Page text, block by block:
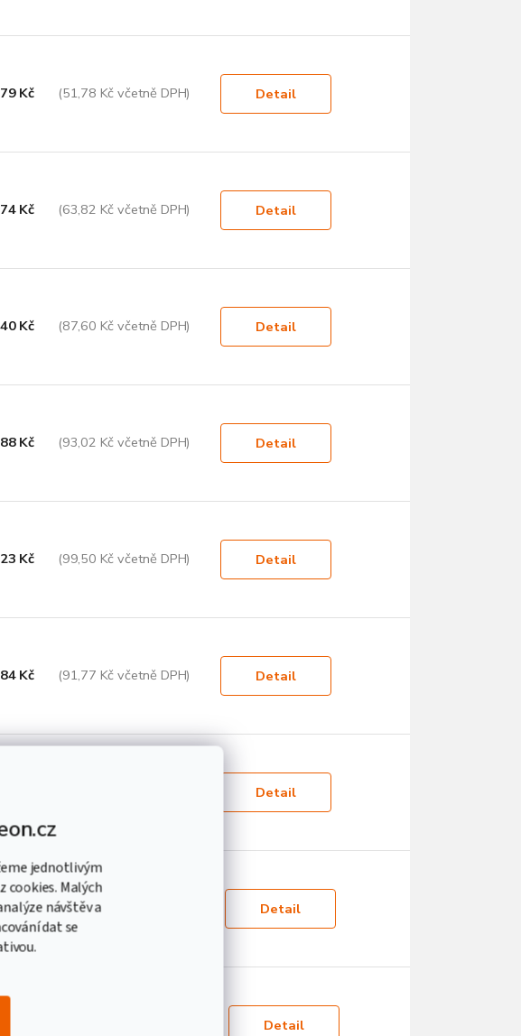
jednotlivým
cookies. Malých
návštěv a
dat se
Kč (51,78 Kč včetně DPH) Detail
Kč (63,82 Kč včetně DPH) Detail
Kč (87,60 Kč včetně DPH) Detail
Kč (93,02 Kč včetně DPH) Detail
Kč (99,50 Kč včetně DPH) Detail
Kč (91,77 Kč včetně DPH) Detail
Detail
Kč (119,51 Kč včetně DPH) Detail
Kč Detail